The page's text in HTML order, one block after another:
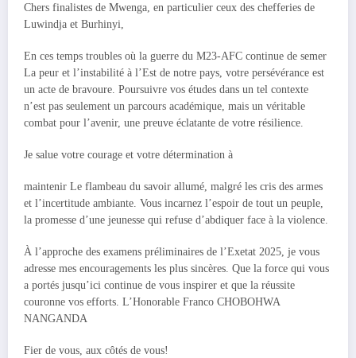
Chers finalistes de Mwenga, en particulier ceux des chefferies de
Luwindja et Burhinyi,
En ces temps troubles où la guerre du M23-AFC continue de semer
La peur et l’instabilité à l’Est de notre pays, votre persévérance est
un acte de bravoure. Poursuivre vos études dans un tel contexte
n’est pas seulement un parcours académique, mais un véritable
combat pour l’avenir, une preuve éclatante de votre résilience.
Je salue votre courage et votre détermination à
maintenir Le flambeau du savoir allumé, malgré les cris des armes
et l’incertitude ambiante. Vous incarnez l’espoir de tout un peuple,
la promesse d’une jeunesse qui refuse d’abdiquer face à la violence.
À l’approche des examens préliminaires de l’Exetat 2025, je vous
adresse mes encouragements les plus sincères. Que la force qui vous
a portés jusqu’ici continue de vous inspirer et que la réussite
couronne vos efforts. L’Honorable Franco CHOBOHWA
NANGANDA
Fier de vous, aux côtés de vous!